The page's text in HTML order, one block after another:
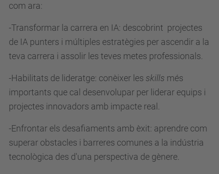
h
-
t
n
t
-
s
com ara:
-Transformar la carrera en IA: descobrint projectes
de IA punters i múltiples estratègies per ascendir a la
teva carrera i assolir les teves metes professionals.
-Habilitats de lideratge: conèixer les skills més
importants que cal desenvolupar per liderar equips i
projectes innovadors amb impacte real.
-Enfrontar els desafiaments amb èxit: aprendre com
superar obstacles i barreres comunes a la indústria
tecnològica des d'una perspectiva de gènere.